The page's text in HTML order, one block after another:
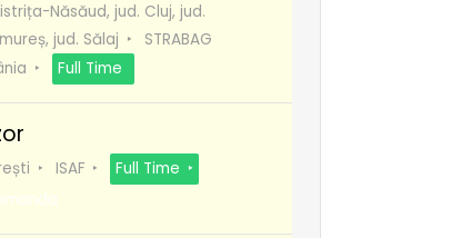
Năsăud, jud. Cluj, jud.
jud. Sălaj
STRABAG
Full Time
ISAF
Full Time